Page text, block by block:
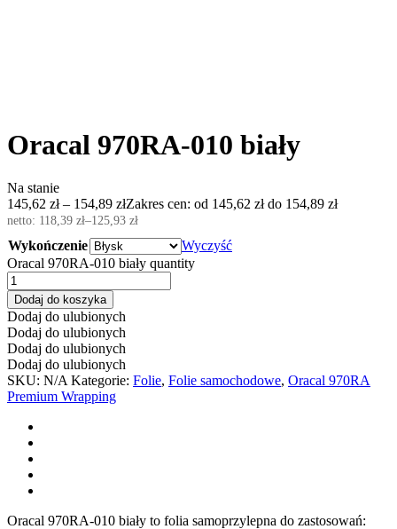
Oracal 970RA-010 biały
Na stanie
145,62 zł – 154,89 złZakres cen: od 145,62 zł do 154,89 zł
netto: 118,39 zł–125,93 zł
Wykończenie
Wyczyść
Oracal 970RA-010 biały quantity
Dodaj do koszyka
Dodaj do ulubionych
Dodaj do ulubionych
Dodaj do ulubionych
Dodaj do ulubionych
SKU: N/A Kategorie: Folie, Folie samochodowe, Oracal 970RA
Premium Wrapping
Oracal 970RA-010 biały to folia samoprzylepna do zastosowań: